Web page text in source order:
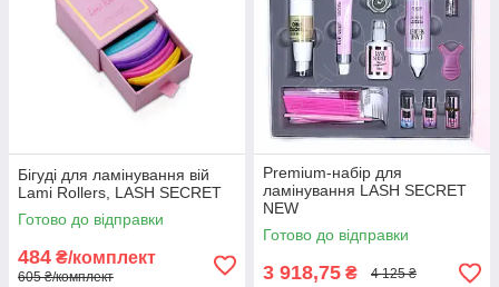
Бігуді для ламінування вій
Lami Rollers, LASH SECRET
Готово до відправки
484 ₴/комплект
605 ₴/комплект
Premium-набір для
ламінування LASH SECRET
NEW
Готово до відправки
3 918,75 ₴ 4 125 ₴